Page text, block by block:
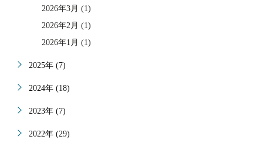
2026年3月 (1)
2026年2月 (1)
2026年1月 (1)
2025年 (7)
2024年 (18)
2023年 (7)
2022年 (29)